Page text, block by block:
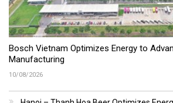
Bosch Vietnam Optimizes Energy to
Manufacturing
10/08/2026